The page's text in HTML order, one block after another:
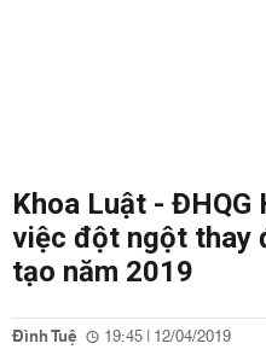
Khoa Luật -
việc đột ngột thay
tạo năm 2019
Đình Tuệ 19:45 | 12/04/2019